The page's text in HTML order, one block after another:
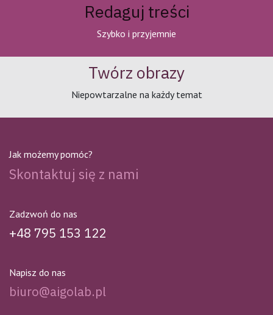
Redaguj treści
Szybko i przyjemnie
Twórz obrazy
Niepowtarzalne na każdy temat
Jak możemy pomóc?
Skontaktuj się z nami
Zadzwoń do nas
+48 795 153 122
Napisz do nas
biuro@aigolab.pl